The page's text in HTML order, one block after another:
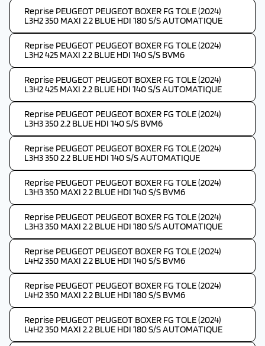
Reprise PEUGEOT PEUGEOT BOXER FG TOLE (2024)
L3H2 350 MAXI 2.2 BLUE HDI 180 S/S AUTOMATIQUE
Reprise PEUGEOT PEUGEOT BOXER FG TOLE (2024)
L3H2 425 MAXI 2.2 BLUE HDI 140 S/S BVM6
Reprise PEUGEOT PEUGEOT BOXER FG TOLE (2024)
L3H2 425 MAXI 2.2 BLUE HDI 140 S/S AUTOMATIQUE
Reprise PEUGEOT PEUGEOT BOXER FG TOLE (2024)
L3H3 350 2.2 BLUE HDI 140 S/S BVM6
Reprise PEUGEOT PEUGEOT BOXER FG TOLE (2024)
L3H3 350 2.2 BLUE HDI 140 S/S AUTOMATIQUE
Reprise PEUGEOT PEUGEOT BOXER FG TOLE (2024)
L3H3 350 MAXI 2.2 BLUE HDI 140 S/S BVM6
Reprise PEUGEOT PEUGEOT BOXER FG TOLE (2024)
L3H3 350 MAXI 2.2 BLUE HDI 180 S/S AUTOMATIQUE
Reprise PEUGEOT PEUGEOT BOXER FG TOLE (2024)
L4H2 350 MAXI 2.2 BLUE HDI 140 S/S BVM6
Reprise PEUGEOT PEUGEOT BOXER FG TOLE (2024)
L4H2 350 MAXI 2.2 BLUE HDI 180 S/S BVM6
Reprise PEUGEOT PEUGEOT BOXER FG TOLE (2024)
L4H2 350 MAXI 2.2 BLUE HDI 180 S/S AUTOMATIQUE